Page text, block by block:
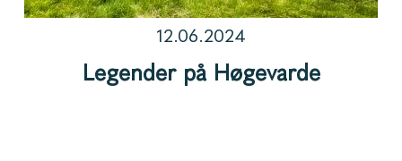
12.06.2024
Legender på Høgevarde